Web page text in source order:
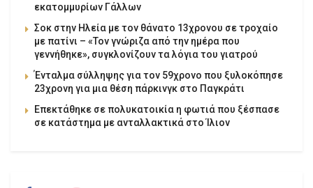
εκατομμυρίων Γάλλων
Σοκ στην Ηλεία με τον θάνατο 13χρονου σε τροχαίο
με πατίνι – «Τον γνώριζα από την ημέρα που
γεννήθηκε», συγκλονίζουν τα λόγια του γιατρού
Ένταλμα σύλληψης για τον 59χρονο που ξυλοκόπησε
23χρονη για μια θέση πάρκινγκ στο Παγκράτι
Επεκτάθηκε σε πολυκατοικία η φωτιά που ξέσπασε
σε κατάστημα με ανταλλακτικά στο Ίλιον